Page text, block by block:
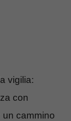
vigilia:
con
un cammino